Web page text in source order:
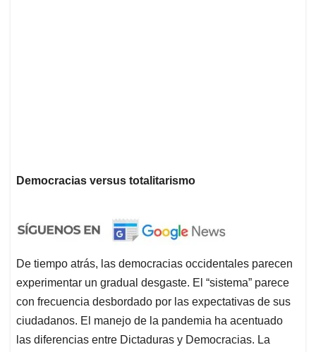
Democracias versus totalitarismo
De tiempo atrás, las democracias occidentales parecen
experimentar un gradual desgaste. El “sistema” parece
con frecuencia desbordado por las expectativas de sus
ciudadanos. El manejo de la pandemia ha acentuado
las diferencias entre Dictaduras y Democracias. La